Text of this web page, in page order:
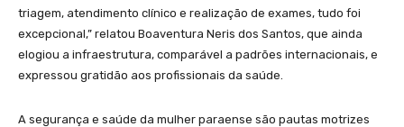
triagem, atendimento clínico e realização de exames, tudo foi
excepcional,” relatou Boaventura Neris dos Santos, que ainda
elogiou a infraestrutura, comparável a padrões internacionais, e
expressou gratidão aos profissionais da saúde.
A segurança e saúde da mulher paraense são pautas motrizes